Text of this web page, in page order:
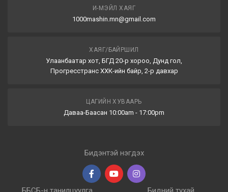
И-МЭЙЛ ХАЯГ
1000mashin.mn@gmail.com
ХАЯГ/БАЙРШИЛ
Улаанбаатар хот, БГД 20-р хороо, Дунд гол,
Прогресстранс ХХК-ийн байр, 2-р давхар
ЦАГИЙН ХУВААРЬ
Даваа-Баасан 10:00am - 17:00pm
Бидэнтэй нэгдэх